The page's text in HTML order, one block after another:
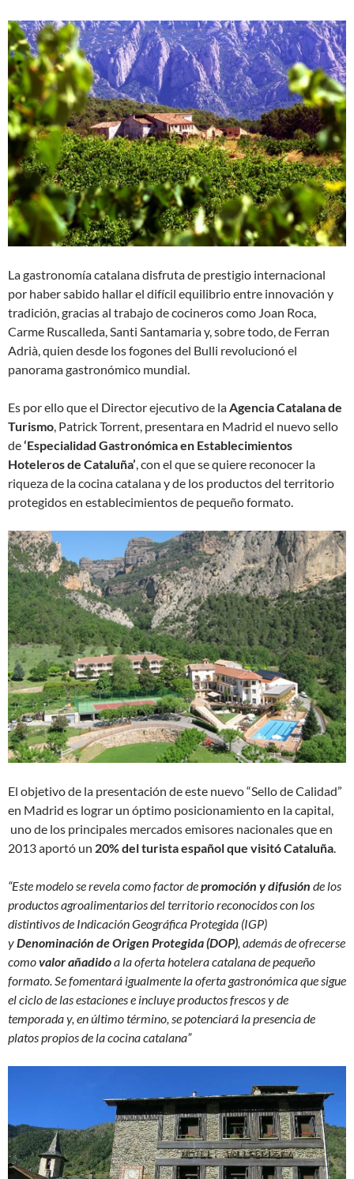
La gastronomía catalana disfruta de prestigio internacional
por haber sabido hallar el difícil equilibrio entre innovación y
tradición, gracias al trabajo de cocineros como Joan Roca,
Carme Ruscalleda, Santi Santamaria y, sobre todo, de Ferran
Adrià, quien desde los fogones del Bulli revolucionó el
panorama gastronómico mundial.
Es por ello que el Director ejecutivo de laAgencia Catalana de
Turismo, Patrick Torrent, presentara en Madrid el nuevo sello
de‘Especialidad Gastronómica en Establecimientos
Hoteleros de Cataluña’, con el que se quiere reconocer la
riqueza de la cocina catalana y de los productos del territorio
protegidos en establecimientos de pequeño formato.
El objetivo de la presentación de este nuevo “Sello de Calidad”
en Madrid es lograr un óptimo posicionamiento en la capital,
uno de los principales mercados emisores nacionales que en
2013 aportó un 20% del turista español que visitó Cataluña.
“Este modelo se revela como factor depromoción y difusión de los
productos agroalimentarios del territorio reconocidos con los
distintivos de Indicación Geográfica Protegida (IGP)
yDenominación de Origen Protegida (DOP), además de ofrecerse
comovalor añadidoa la oferta hotelera catalana de pequeño
formato. Se fomentará igualmente la oferta gastronómica que sigue
el ciclo de las estaciones e incluye productos frescos y de
temporada y, en último término, se potenciará la presencia de
platos propios de la cocina catalana”